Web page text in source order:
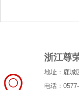
浙江尊
地址：鹿城
电话：